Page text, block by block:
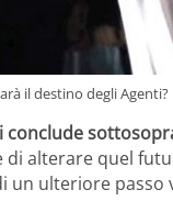
il destino degli Agenti?
conclude
di alterare quel
un ulteriore passo